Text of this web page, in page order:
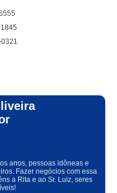
estacionar, espetos na
de qualidade e carnes frescas,
preço justo pela qualidade de
incríveis. Super indico!